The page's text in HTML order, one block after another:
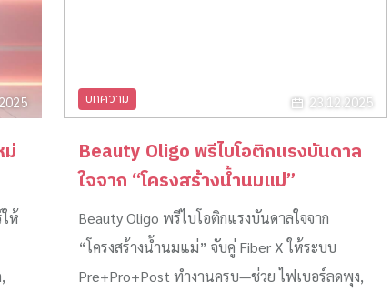
ห้
บทความ 23.12.2025
Beauty Oligo พรีไบโอติกแรงบันดาล
ใจจาก “โครงสร้างน้ำนมแม่”
Beauty Oligo พรีไบโอติกแรงบันดาลใจจาก
“โครงสร้างน้ำนมแม่” จับคู่ Fiber X ให้ระบบ
Pre+Pro+Post ทำงานครบ—ช่วย ไฟเบอร์ลดพุง,